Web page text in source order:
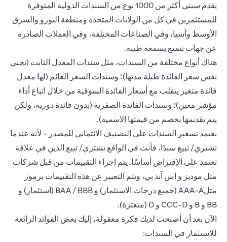
يقدم سيتي أكثر من 1000 نوع من السندات الدولية المتوفرة
للمستثمرين في كل من الولايات المتحدة ومنطقة اليورو والشرق
الأوسط وآسيا، وفي الصناعات المختلفة، وفي العملات الصادرة
عن جهات تتمتع بسمعة طيبة.
هناك أنواع مختلفة من السندات، مثل سندات المعدل الثابت (تجني
نفس سعر الفائدة طيلة مدتها)؛ وسندات السعر العائم (لها معدل
فائدة متغير يتقلب مع أسعار الفائدة السوقية من خلال اتباع أداء
مؤشر معين)؛ وسندات الفائدة الصفرية (بدون فائدة دورية، ولكن
يتم تقديمها بخصم من قيمتها الاسمية).
يعتمد تسعير السندات على التصنيف الائتماني للمصدر - لأنه عندما
تشتري/ تبيع سندًا، فأنت في الواقع تشتري/ تبيع الدين في علاقة
تعتمد على الإقتراض أساسًا. يتم إجراء التقييمات من قبل شركات
مثل موديز و اس آند بي، ويتم التعبير عن هذه التقييمات برموز
مثلAAA-A (جميع درجات الاستثمار) و BAA / BBB (استثمار) و
BB و B و CCC-D و D (متعثرة).
الآن بعد أن أصبحت لديك فكرة معقولة، إليك بعض الفوائد الرائعة
للاستثمار في السندات: